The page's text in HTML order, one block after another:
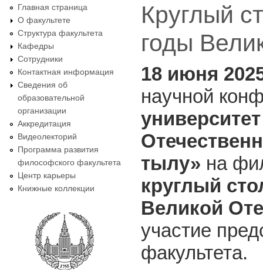
Главная страница
О факультете
Структура факультета
Кафедры
Сотрудники
Контактная информация
Сведения об
образовательной
организации
Аккредитация
Видеолекторий
Программа развития
философского факультета
Центр карьеры
Книжные коллекции
Круглый
годы
18 июня
научной
тылу» на
круглый
Великой
участие
факультета.